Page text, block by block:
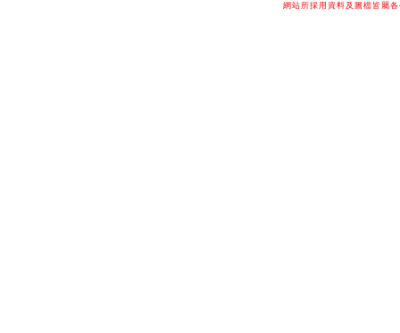
網站所採用資料及圖檔皆屬